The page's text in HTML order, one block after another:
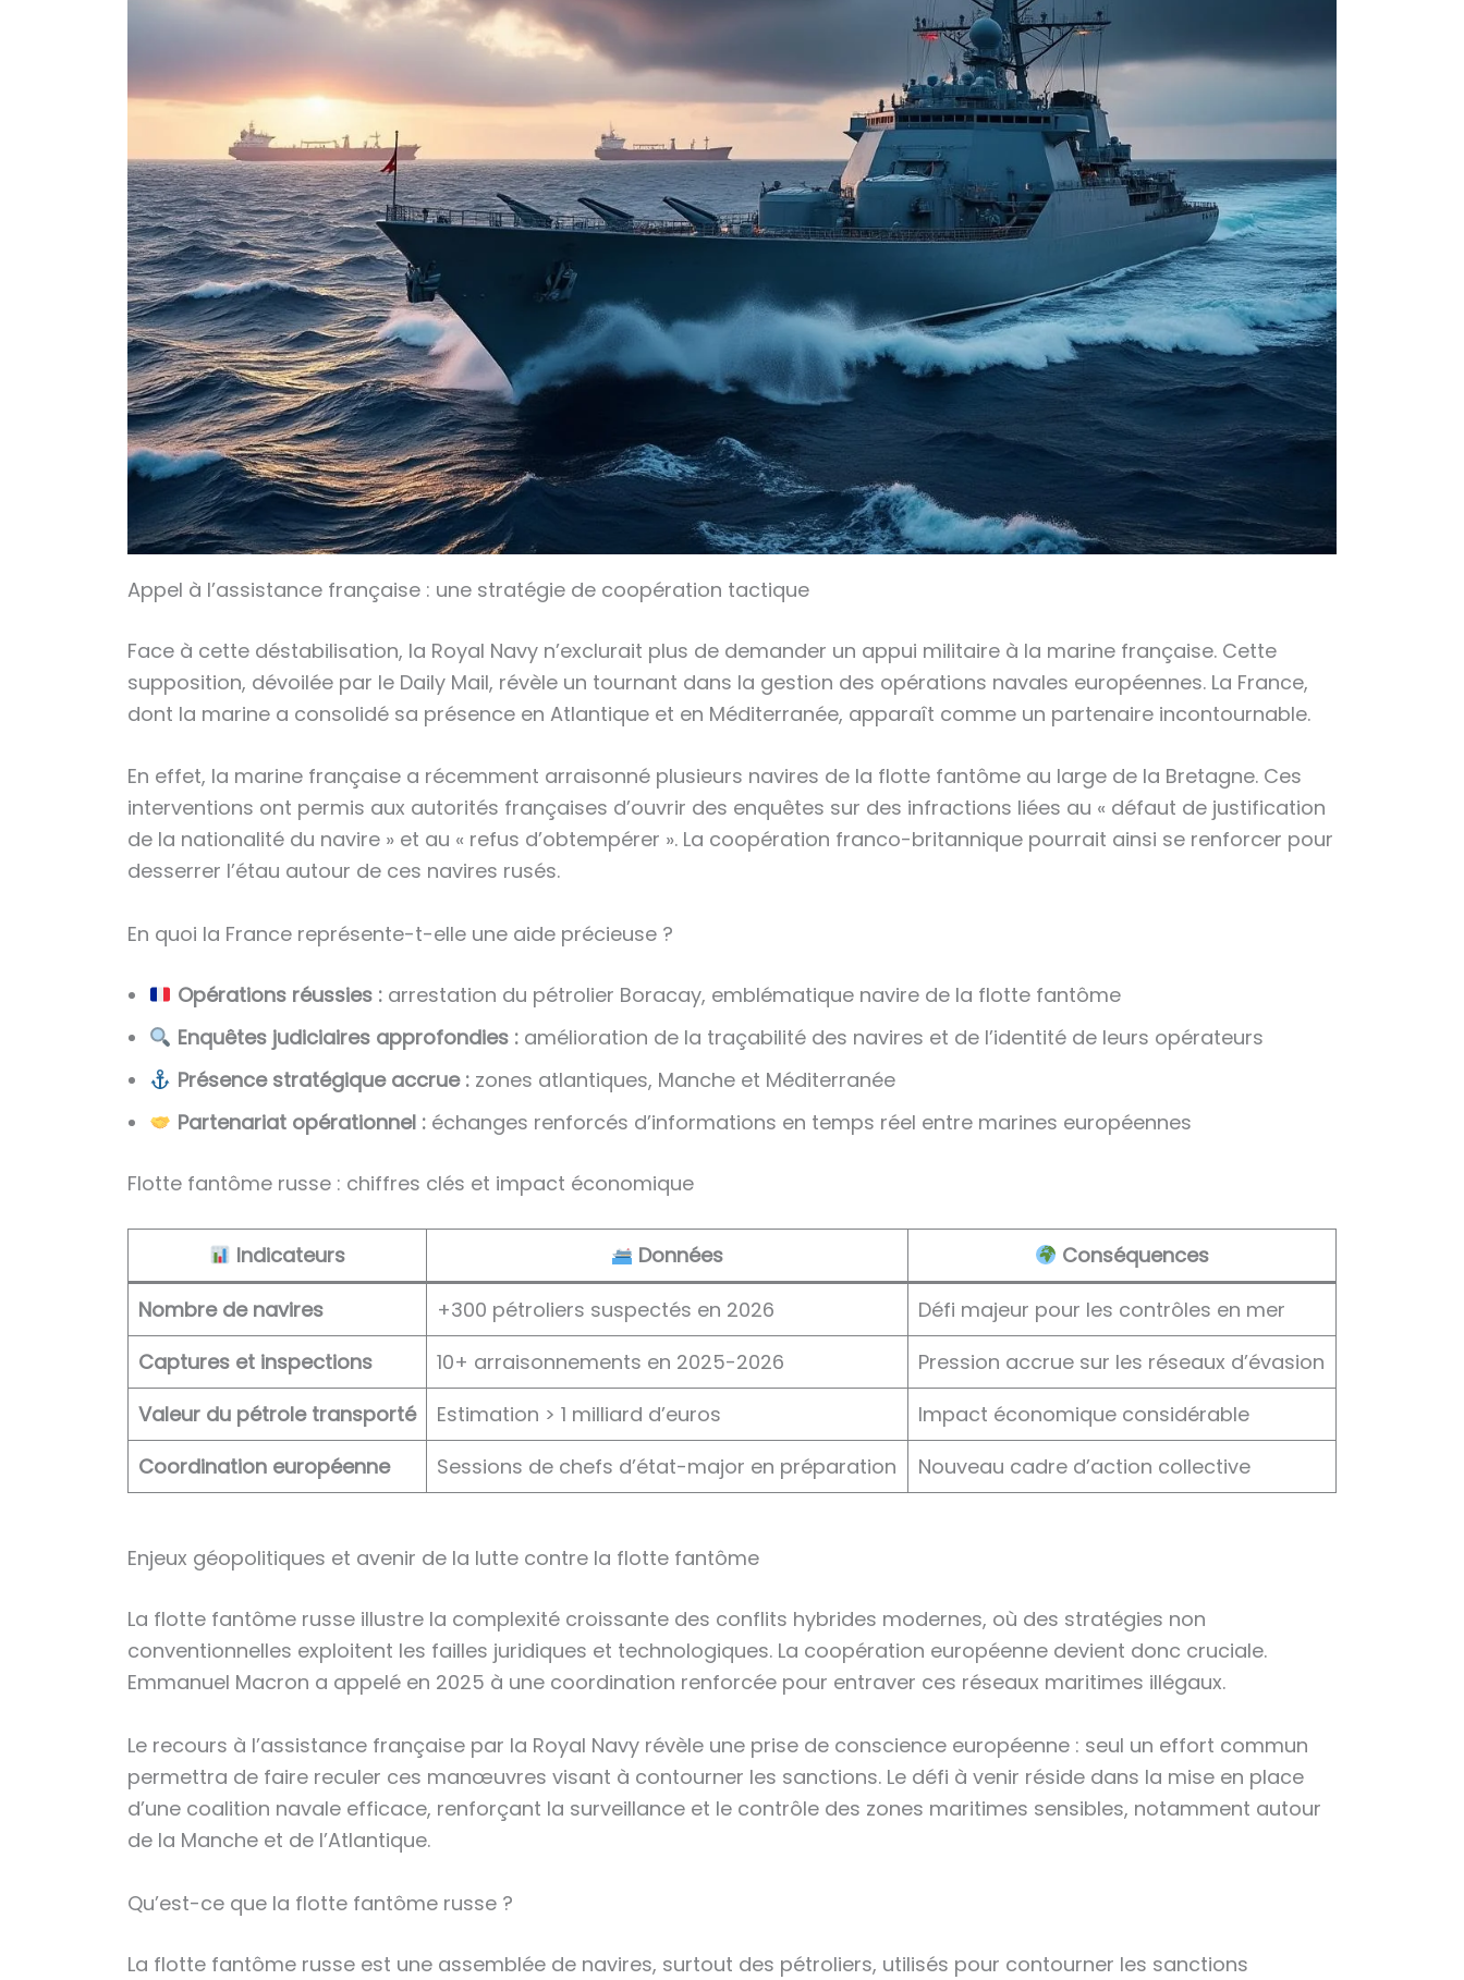
Appel à l’assistance française : une stratégie de coopération tactique
Face à cette déstabilisation, la Royal Navy n’exclurait plus de demander un appui militaire à la marine française. Cette
supposition, dévoilée par le Daily Mail, révèle un tournant dans la gestion des opérations navales européennes. La France,
dont la marine a consolidé sa présence en Atlantique et en Méditerranée, apparaît comme un partenaire incontournable.
En effet, la marine française a récemment arraisonné plusieurs navires de la flotte fantôme au large de la Bretagne. Ces
interventions ont permis aux autorités françaises d’ouvrir des enquêtes sur des infractions liées au « défaut de justification
de la nationalité du navire » et au « refus d’obtempérer ». La coopération franco-britannique pourrait ainsi se renforcer pour
desserrer l’étau autour de ces navires rusés.
En quoi la France représente-t-elle une aide précieuse ?
Opérations réussies :arrestation du pétrolier Boracay, emblématique navire de la flotte fantôme
Enquêtes judiciaires approfondies :amélioration de la traçabilité des navires et de l’identité de leurs opérateurs
Présence stratégique accrue :zones atlantiques, Manche et Méditerranée
Partenariat opérationnel : échanges renforcés d’informations en temps réel entre marines européennes
Flotte fantôme russe : chiffres clés et impact économique
Indicateurs Données
Conséquences
Nombre de navires
+300 pétroliers suspectés en 2026
Défi majeur pour les contrôles en mer
Captures et inspections
10+ arraisonnements en 2025-2026
Pression accrue sur les réseaux d’évasion
Valeur du pétrole transporté
Estimation > 1 milliard d’euros
Impact économique considérable
Coordination européenne
Sessions de chefs d’état-major en préparation Nouveau cadre d’action collective
Enjeux géopolitiques et avenir de la lutte contre la flotte fantôme
La flotte fantôme russe illustre la complexité croissante des conflits hybrides modernes, où des stratégies non
conventionnelles exploitent les failles juridiques et technologiques. La coopération européenne devient donc cruciale.
Emmanuel Macron a appelé en 2025 à une coordination renforcée pour entraver ces réseaux maritimes illégaux.
Le recours à l’assistance française par la Royal Navy révèle une prise de conscience européenne : seul un effort commun
permettra de faire reculer ces manœuvres visant à contourner les sanctions. Le défi à venir réside dans la mise en place
d’une coalition navale efficace, renforçant la surveillance et le contrôle des zones maritimes sensibles, notamment autour
de la Manche et de l’Atlantique.
Qu’est-ce que la flotte fantôme russe ?
La flotte fantôme russe est une assemblée de navires, surtout des pétroliers, utilisés pour contourner les sanctions